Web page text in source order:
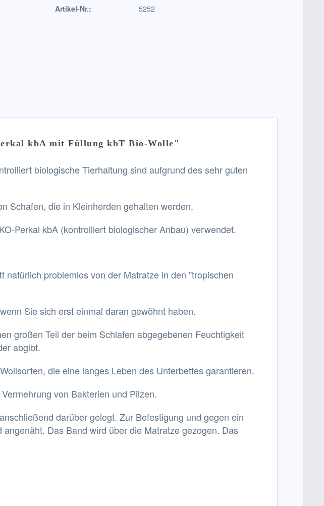
Artikel-Nr.: 5252
kbA mit Füllung kbT Bio-Wolle"
biologische Tierhaltung sind aufgrund des sehr guten
Schafen, die in Kleinherden gehalten werden.
Perkal kbA (kontrolliert biologischer Anbau) verwendet.
problemlos von der Matratze in den "tropischen
Sie sich erst einmal daran gewöhnt haben.
großen Teil der beim Schlafen abgegebenen Feuchtigkeit
abgibt.
die eine langes Leben des Unterbettes garantieren.
von Bakterien und Pilzen.
darüber gelegt. Zur Befestigung und gegen ein
Das Band wird über die Matratze gezogen. Das